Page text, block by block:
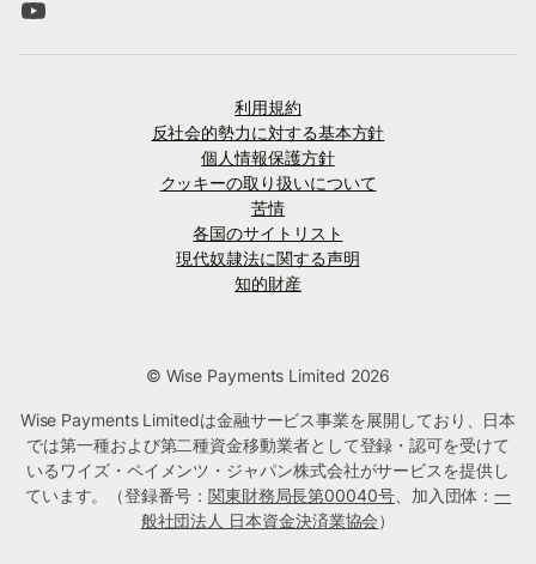
利用規約
反社会的勢力に対する基本方針
個人情報保護方針
クッキーの取り扱いについて
苦情
各国のサイトリスト
現代奴隷法に関する声明
知的財産
© Wise Payments Limited 2026
Wise Payments Limitedは金融サービス事業を展開しており、日本
では第一種および第二種資金移動業者として登録・認可を受けて
いるワイズ・ペイメンツ・ジャパン株式会社がサービスを提供し
ています。（登録番号： 関東財務局長第00040号、加入団体：一
般社団法人 日本資金決済業協会）